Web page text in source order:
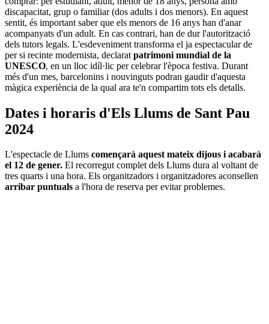
discapacitat, grup o familiar (dos adults i dos menors). En aquest
sentit, és important saber que els menors de 16 anys han d'anar
acompanyats d'un adult. En cas contrari, han de dur l'autorització
dels tutors legals. L'esdeveniment transforma el ja espectacular de
per si recinte modernista, declarat patrimoni mundial de la
UNESCO, en un lloc idíl·lic per celebrar l'època festiva. Durant
més d'un mes, barcelonins i nouvinguts podran gaudir d'aquesta
màgica experiència de la qual ara te'n compartim tots els detalls.
Dates i horaris d'Els Llums de Sant Pau
2024
L'espectacle de Llums començarà aquest mateix dijous i acabarà
el 12 de gener. El recorregut complet dels Llums dura al voltant de
tres quarts i una hora. Els organitzadors i organitzadores aconsellen
arribar puntuals a l'hora de reserva per evitar problemes.